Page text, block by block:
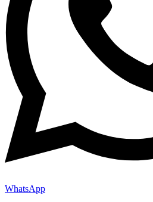
WhatsApp